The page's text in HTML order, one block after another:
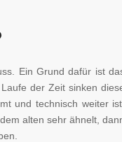
Ein Grund dafür ist
der Zeit sinken
und technisch weiter ist,
alten sehr ähnelt,